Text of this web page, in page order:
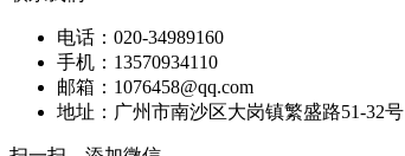
电话：020-34989160
手机：13570934110
邮箱：1076458@qq.com
地址：广州市南沙区大岗镇繁盛路51-32号